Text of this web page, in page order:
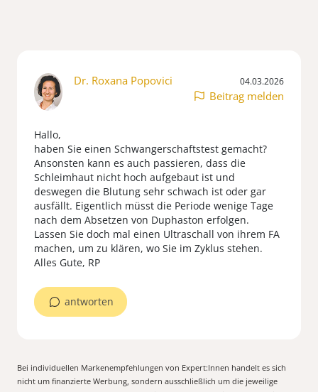
Dr. Roxana Popovici 04.03.2026
Beitrag melden
Hallo,
haben Sie einen Schwangerschaftstest gemacht?
Ansonsten kann es auch passieren, dass die
Schleimhaut nicht hoch aufgebaut ist und
deswegen die Blutung sehr schwach ist oder gar
ausfällt. Eigentlich müsst die Periode wenige Tage
nach dem Absetzen von Duphaston erfolgen.
Lassen Sie doch mal einen Ultraschall von ihrem FA
machen, um zu klären, wo Sie im Zyklus stehen.
Alles Gute, RP
antworten
Bei individuellen Markenempfehlungen von Expert:Innen handelt es sich
nicht um finanzierte Werbung, sondern ausschließlich um die jeweilige